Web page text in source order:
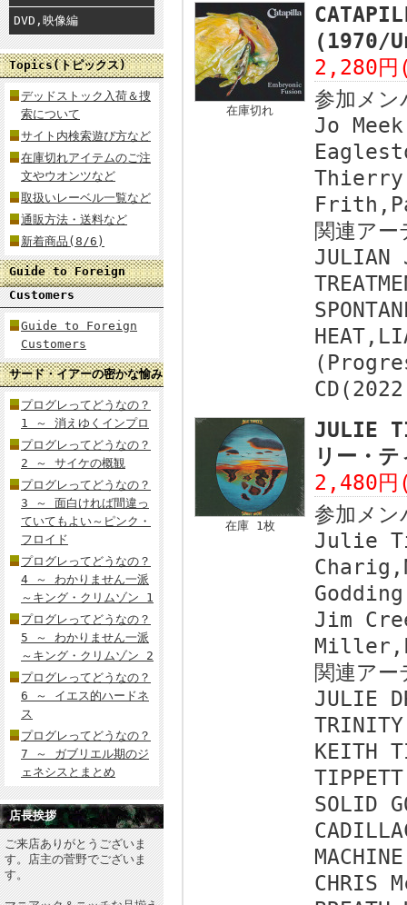
DVD,映像編
Topics(トピックス)
デッドストック入荷＆捜
索について
サイト内検索遊び方など
在庫切れアイテムのご注
文やウオンツなど
取扱いレーベル一覧など
通販方法・送料など
新着商品(8/6)
Guide to Foreign
Customers
Guide to Foreign
Customers
サード・イアーの密かな愉み
プログレってどうなの？
1 ～ 消えゆくインプロ
プログレってどうなの？
2 ～ サイケの概観
プログレってどうなの？
3 ～ 面白ければ間違っ
ていてもよい～ピンク・
フロイド
プログレってどうなの？
4 ～ わかりません一派
～キング・クリムゾン 1
プログレってどうなの？
5 ～ わかりません一派
～キング・クリムゾン 2
プログレってどうなの？
6 ～ イエス的ハードネ
ス
プログレってどうなの？
7 ～ ガブリエル期のジ
ェネシスとまとめ
店長挨拶
ご来店ありがとうございま
す。店主の菅野でございま
す。
在庫切れ
(1970/
2,280円
参加メン
Jo
Thierry
関連アー
JULIAN
在庫 1枚
JULIE
リー・
2,480円
参加メン
Julie
Jim
関連アー
JULIE
KEITH
TIPPETT
SOLID
CHRIS